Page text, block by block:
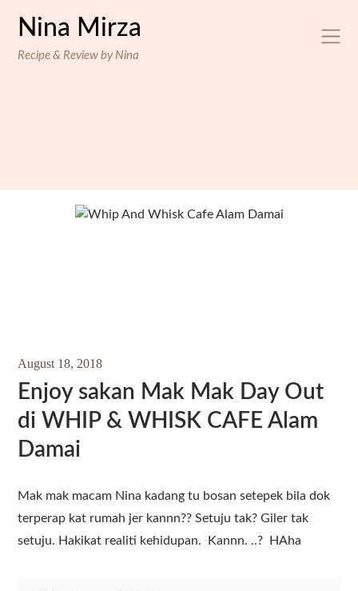
Nina Mirza
Recipe & Review by Nina
August 18, 2018
Enjoy sakan Mak Mak Day Out
di WHIP & WHISK CAFE Alam
Damai
Mak mak macam Nina kadang tu bosan setepek bila dok
terperap kat rumah jer kannn?? Setuju tak? Giler tak
setuju. Hakikat realiti kehidupan. Kannn. ..? HAha